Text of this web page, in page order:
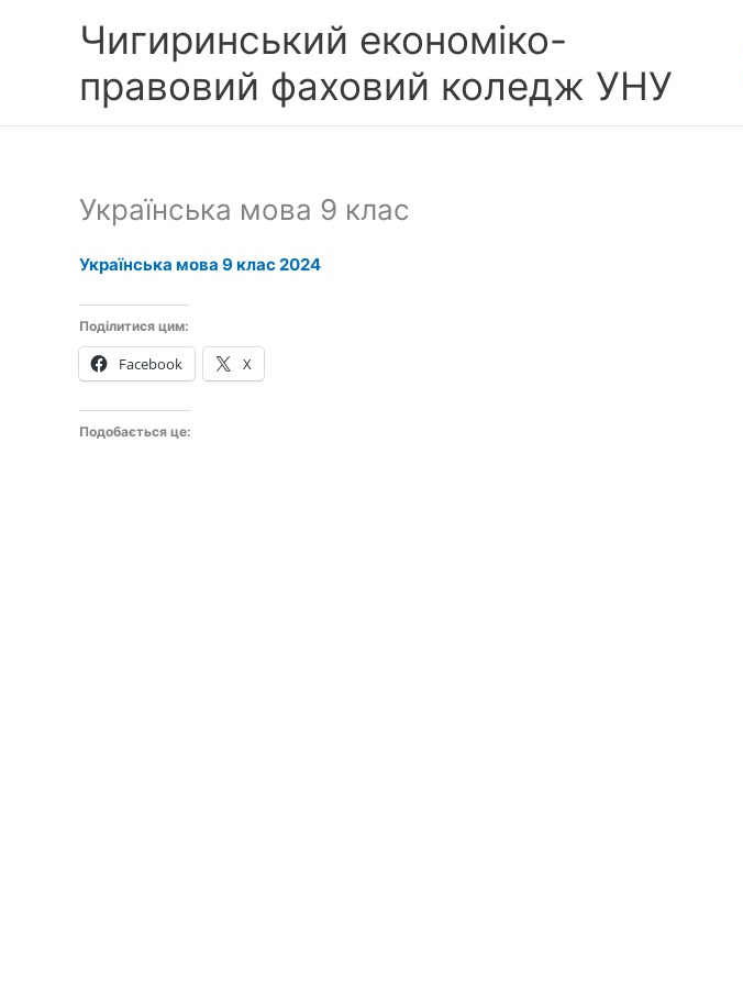
Чигиринський економіко-
правовий фаховий коледж УНУ
Українська мова 9 клас
Українська мова 9 клас 2024
Поділитися цим:
Facebook X
Подобається це: